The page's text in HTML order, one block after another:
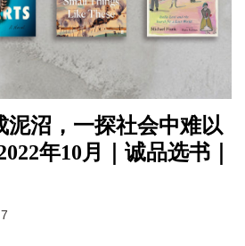
泥沼，一探社会中难以
年10月｜诚品选书｜